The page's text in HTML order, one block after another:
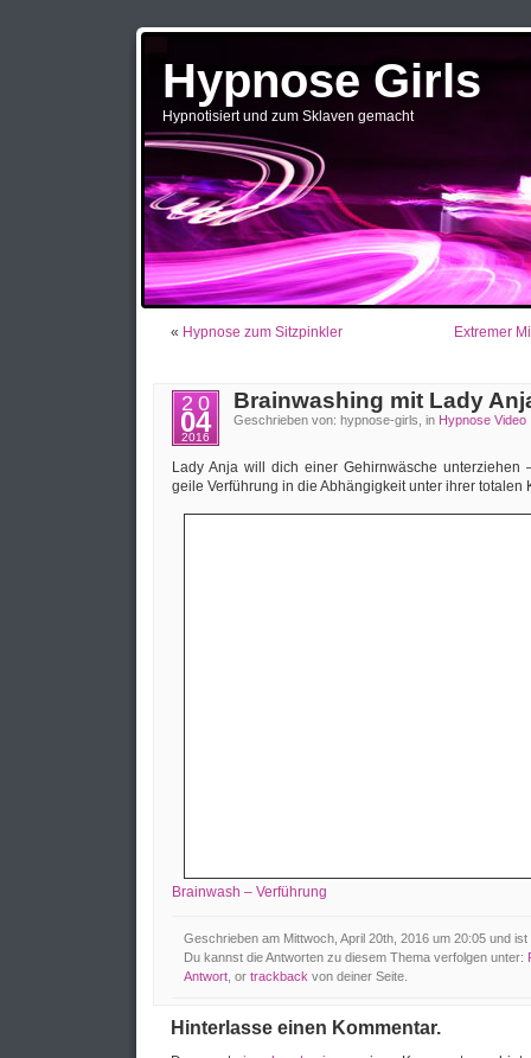
Hypnose Girls
Hypnotisiert und zum Sklaven gemacht
« Hypnose zum Sitzpinkler Extremer
20
04
2016
Brainwashing mit Lady
Geschrieben von: hypnose-girls, in Hypnose Video
Lady Anja will dich einer Gehirnwäsche unterziehen
geile Verführung in die Abhängigkeit unter ihrer totalen
Brainwash – Verführung
Geschrieben am Mittwoch, April 20th, 2016 um 20:05 und
Du kannst die Antworten zu diesem Thema verfolgen unter:
Antwort, or trackback von deiner Seite.
Hinterlasse einen Kommentar.